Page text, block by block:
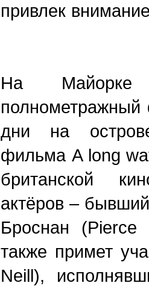
привлек
На Майорке
дни на
фильма A long
британской
актёров –
Броснан
также примет
Neill),